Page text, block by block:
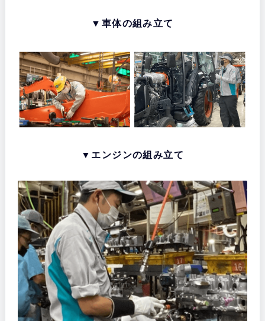
▼車体の組み立て
▼エンジンの組み立て